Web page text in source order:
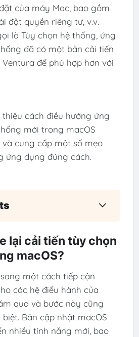
của máy Mac, bao gồm
đặt quyền riêng tư, v.v.
là Tùy chọn hệ thống, ứng
đã có một bản cải tiến
để phù hợp hơn với
cách điều hướng ứng
mới trong macOS
cung cấp một số mẹo
ứng dụng đúng cách.
lại cải tiến tùy chọn
macOS?
một cách tiếp cận
các hệ điều hành của
qua và bước này cũng
Bản cập nhật macOS
nhiều tính năng mới, bao